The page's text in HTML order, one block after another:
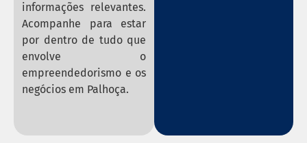
informações relevantes.
Acompanhe para estar
por dentro de tudo que
envolve o
empreendedorismo e os
negócios em Palhoça.